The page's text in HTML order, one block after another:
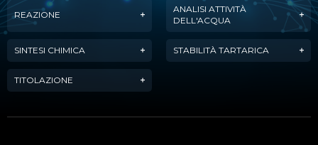
REAZIONE
ANALISI ATTIVITÀ
DELL'ACQUA
SINTESI CHIMICA STABILITÀ TARTARICA
TITOLAZIONE